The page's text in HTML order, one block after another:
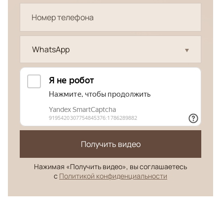
WhatsApp
Получить видео
Нажимая «Получить видео», вы соглашаетесь
с Политикой конфиденциальности